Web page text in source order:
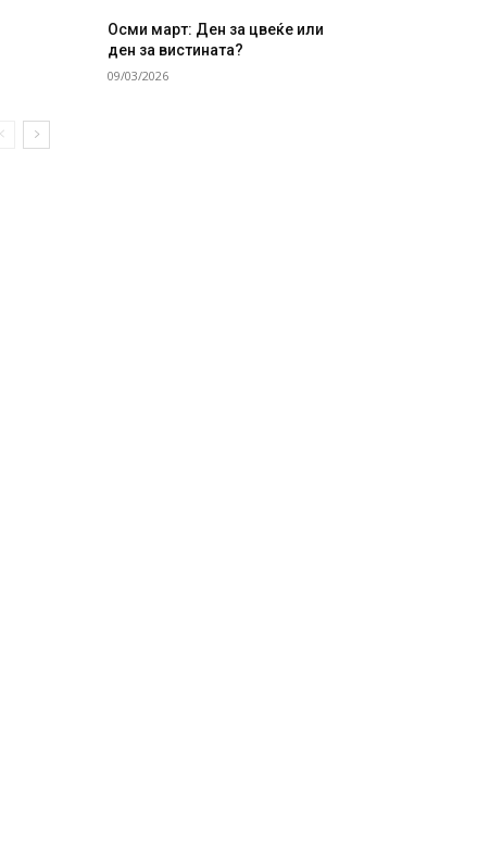
Осми март: Ден за цвеќе или
ден за вистината?
09/03/2026